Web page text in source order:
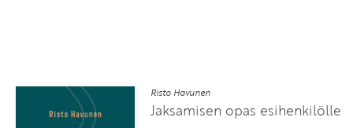
Risto Havunen
Jaksamisen opas esihenkilölle